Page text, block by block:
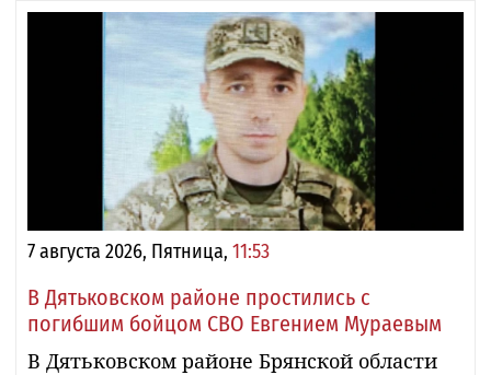
7 августа 2026, Пятница, 11:53
В Дятьковском районе простились с
погибшим бойцом СВО Евгением Мураевым
В Дятьковском районе Брянской области